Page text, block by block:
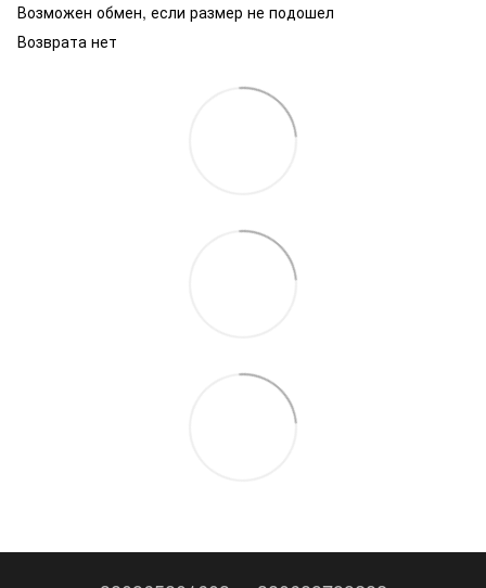
Возможен обмен, если размер не подошел
Возврата нет